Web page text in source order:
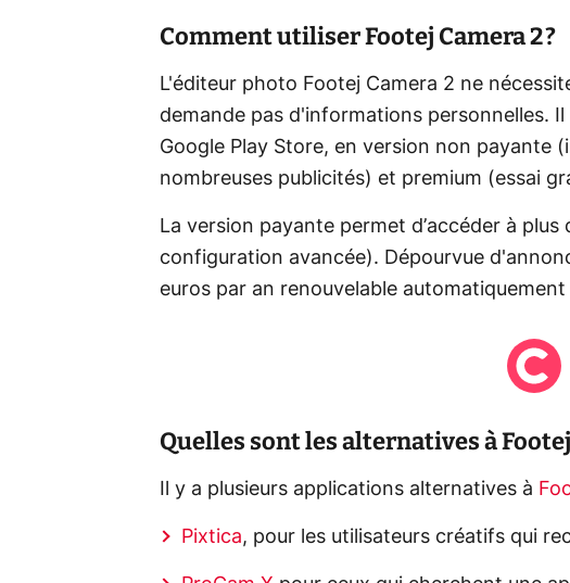
Comment utiliser Footej Camera 2 ?
L'éditeur photo Footej Camera 2 ne
demande pas d'informations personnelles.
Google Play Store, en version non payante
nombreuses publicités) et premium (essai
La version payante permet d’accéder à
configuration avancée). Dépourvue
euros par an renouvelable
Quelles sont les alternatives à Footej
Il y a plusieurs applications alternatives à
Pixtica, pour les utilisateurs créatifs qui